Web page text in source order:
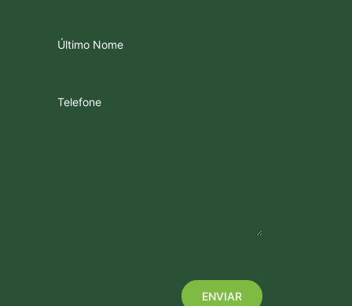
Último Nome
Telefone